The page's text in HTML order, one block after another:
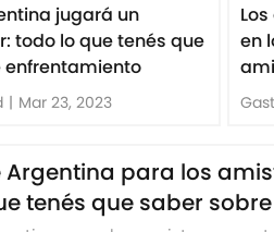
jugará un
todo lo que tenés que
enfrentamiento
| Mar 23, 2023
en
Argentina para los
tenés que saber